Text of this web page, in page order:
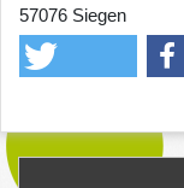
57076 Siegen